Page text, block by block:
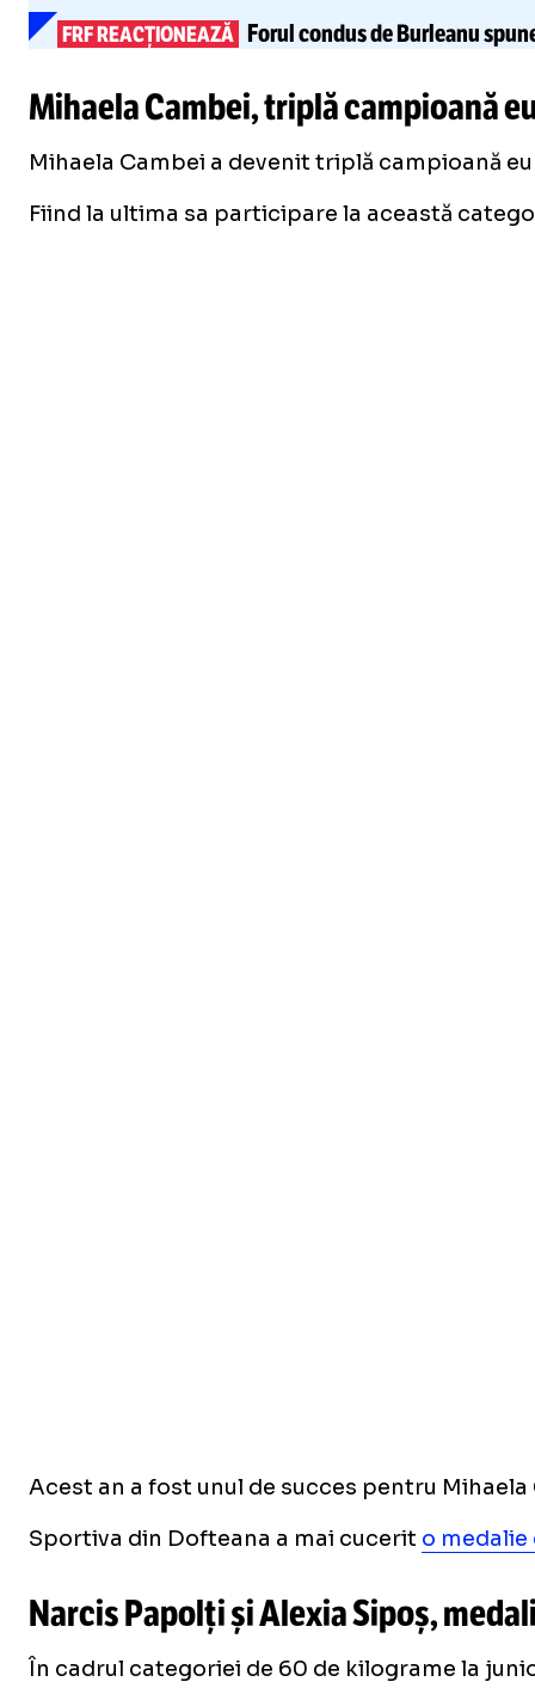
FRF REACȚIONEAZĂ Forul condus de Burleanu
Mihaela Cambei, triplă campioană
Mihaela Cambei a devenit triplă campioană
Fiind la ultima sa participare la această
Acest an a fost unul de succes pentru
Sportiva din Dofteana a mai cucerit o medalie
Narcis Papolți și Alexia Sipoș,
În cadrul categoriei de 60 de kilograme la